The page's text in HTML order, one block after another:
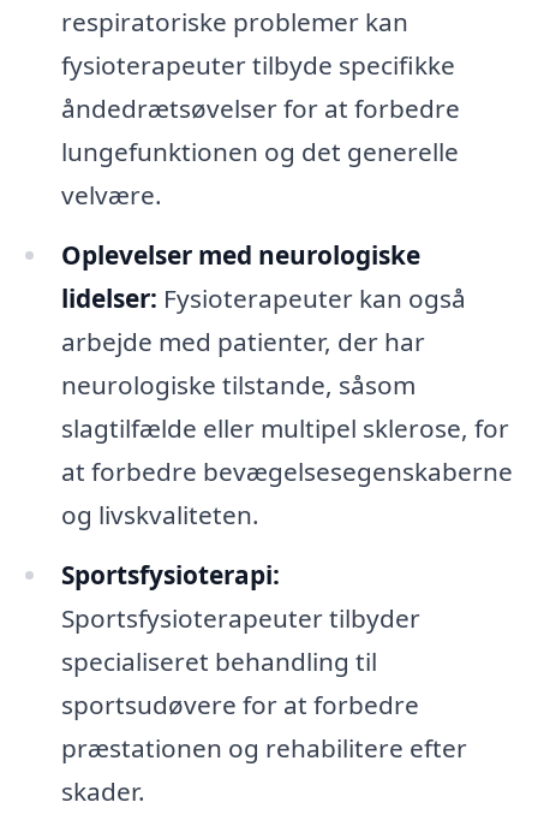
respiratoriske problemer kan
fysioterapeuter tilbyde specifikke
åndedrætsøvelser for at forbedre
lungefunktionen og det generelle
velvære.
Oplevelser med neurologiske
lidelser: Fysioterapeuter kan også
arbejde med patienter, der har
neurologiske tilstande, såsom
slagtilfælde eller multipel sklerose, for
at forbedre bevægelsesegenskaberne
og livskvaliteten.
Sportsfysioterapi:
Sportsfysioterapeuter tilbyder
specialiseret behandling til
sportsudøvere for at forbedre
præstationen og rehabilitere efter
skader.